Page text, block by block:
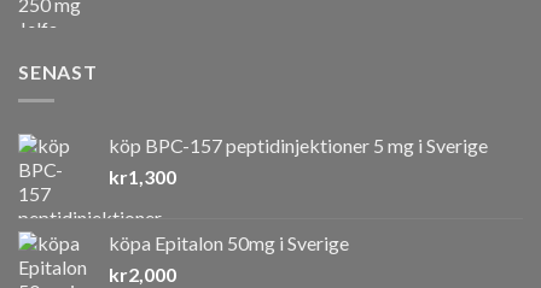
SENAST
köp BPC-157 peptidinjektioner 5 mg i Sverige
kr1,300
köpa Epitalon 50mg i Sverige
kr2,000